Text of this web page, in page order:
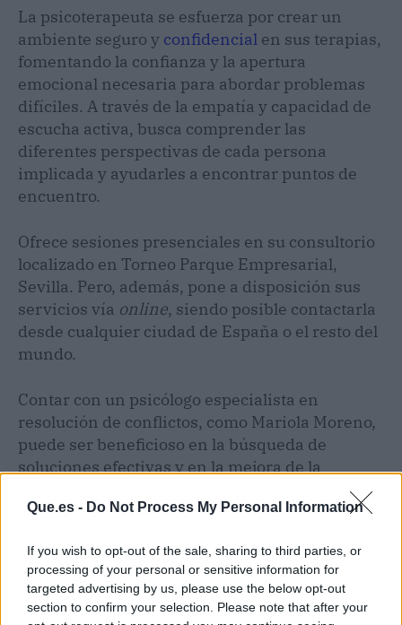
Que.es - Do Not Process My Personal Information
If you wish to opt-out of the sale, sharing to third parties, or
processing of your personal or sensitive information for
targeted advertising by us, please use the below opt-out
section to confirm your selection. Please note that after your
La psicoterapeuta se esfuerza por crear un
ambiente seguro y confidencial en sus terapias,
fomentando la confianza y la apertura
emocional necesaria para abordar problemas
difíciles. A través de la empatía y capacidad de
escucha activa, busca comprender las
diferentes perspectivas de cada persona
implicada y ayudarles a encontrar puntos de
encuentro.
Ofrece sesiones presenciales en su consultorio
localizado en Torneo Parque Empresarial,
Sevilla. Pero, además, pone a disposición sus
servicios vía online, siendo posible contactarla
desde cualquier ciudad de España o el resto del
mundo.
Contar con un psicólogo especialista en
resolución de conflictos, como Mariola Moreno,
puede ser beneficioso en la búsqueda de
soluciones efectivas y en la mejora de la
capacidad de conducir a un acuerdo
partes se sientan escuchadas y sus necesidades
sean tomadas en cuenta.